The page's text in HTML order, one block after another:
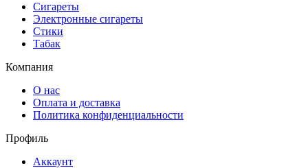
Сигареты
Электронные сигареты
Стики
Табак
Компания
О нас
Оплата и доставка
Политика конфиденциальности
Профиль
Аккаунт